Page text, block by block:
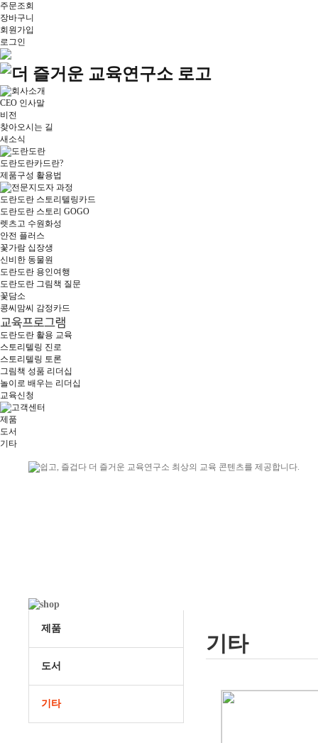
주문조회
장바구니
회원가입
로그인
CEO 인사말
비전
찾아오시는 길
새소식
도란도란카드란?
제품구성 활용법
도란도란 스토리텔링카드
도란도란 스토리 GOGO
렛츠고 수원화성
안전 플러스
꽃가람 십장생
신비한 동물원
도란도란 용인여행
도란도란 그림책 질문
꽃담소
콩씨맘씨 감정카드
도란도란 활용 교육
스토리텔링 진로
스토리텔링 토론
그림책 성품 리더십
놀이로 배우는 리더십
교육신청
제품
도서
기타
제품
도서
기타
기타